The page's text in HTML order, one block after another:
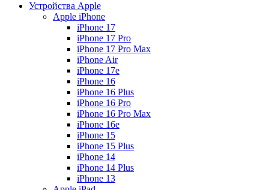
Устройства Apple
Apple iPhone
iPhone 17
iPhone 17 Pro
iPhone 17 Pro Max
iPhone Air
iPhone 17e
iPhone 16
iPhone 16 Plus
iPhone 16 Pro
iPhone 16 Pro Max
iPhone 16e
iPhone 15
iPhone 15 Plus
iPhone 14
iPhone 14 Plus
iPhone 13